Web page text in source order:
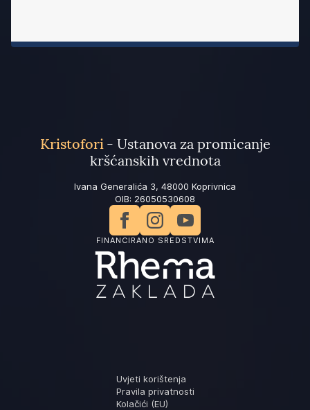
Kristofori - Ustanova za promicanje
kršćanskih vrednota
Ivana Generalića 3, 48000 Koprivnica
OIB: 26050530608
FINANCIRANO SREDSTVIMA
Uvjeti korištenja
Pravila privatnosti
Kolačići (EU)